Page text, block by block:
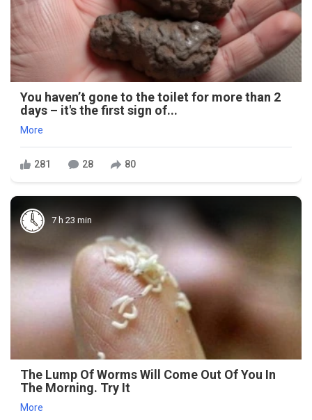
You haven’t gone to the toilet for more than 2
days – it's the first sign of...
More
281 28 80
7 h 23 min
The Lump Of Worms Will Come Out Of You In
The Morning. Try It
More